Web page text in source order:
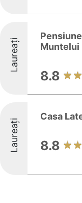
Laureați
Muntelui
8.8
Laureați
Casa
8.8